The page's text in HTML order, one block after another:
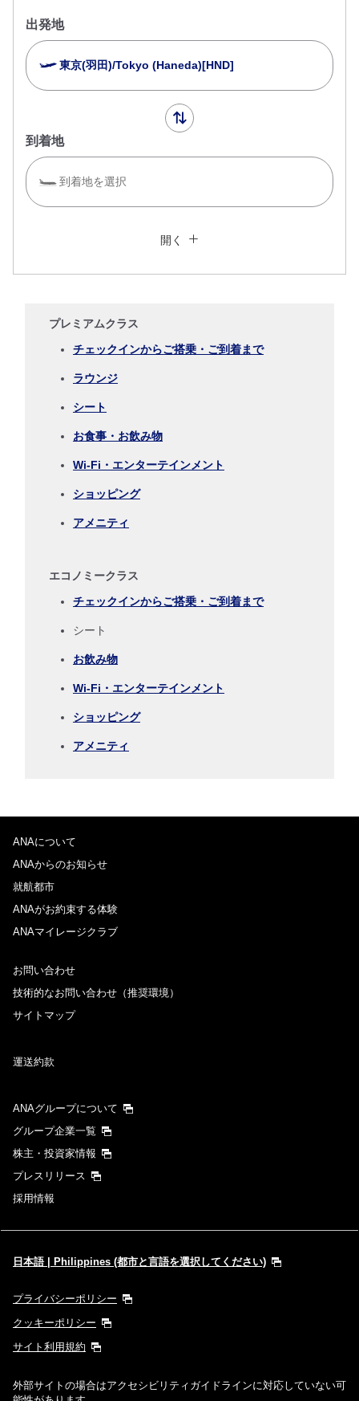
出発地
東京(羽田)/Tokyo (Haneda)[HND]
到着地
到着地を選択
運賃タイプ指定なし
往路出発日および時間帯
日付を選択
時間帯指定なし
経由地および乗り継ぎ所要時間を追加する
復路出発日および時間帯
日付を選択
経由地および乗り継ぎ所要時間を追加する
1人
プロモーションコードについて
前後3日の運賃を検索
・表示金額は選択いただいた条件でのもっともおトクな運賃となりま
・表示金額と空席状況は最新ではない場合があります。[検索する]ボタ
ンより最新の空席照会結果をご確認ください。
・「＊」は現在金額が確認できない都市・日付となります。空席照会結
・表示金額には、運賃、
の各種税金、料金などが含まれます。発券時に再計算するため、変動す
る可能性があります。
示される場合があります。
開く
プレミアムクラス
チェックインからご搭乗・ご到着まで
ラウンジ
シート
お食事・お飲み物
Wi-Fi・エンターテインメント
ショッピング
アメニティ
エコノミークラス
チェックインからご搭乗・ご到着まで
シート
お飲み物
Wi-Fi・エンターテインメント
ショッピング
アメニティ
ANAについて
ANAからのお知らせ
就航都市
ANAがお約束する体験
ANAマイレージクラブ
お問い合わせ
技術的なお問い合わせ（推奨環境）
サイトマップ
運送約款
ANAグループについて
グループ企業一覧
株主・投資家情報
プレスリリース
採用情報
日本語 | Philippines (都市と言語を選択してください)
プライバシーポリシー
クッキーポリシー
サイト利用規約
外部サイトの場合はアクセシビリティガイドラインに対応していない可